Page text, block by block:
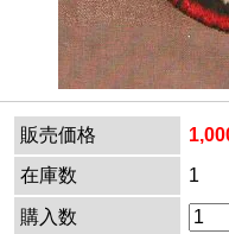
販売価格
在庫数
1
購入数